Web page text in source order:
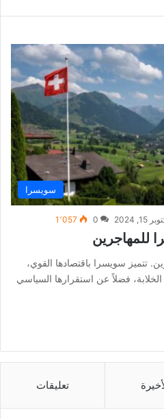
سويسرا
15, 2024
0 1٬057
للمهاجرين
تتميز سويسرا باقتصادها القوي،
الخلابة، فضلاً عن استقرارها السياسي
تعليقات